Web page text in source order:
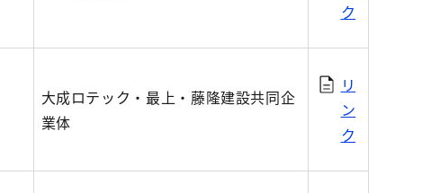
ク
大成ロテック・最上・藤隆建設共同企
業体
リ
ン
ク